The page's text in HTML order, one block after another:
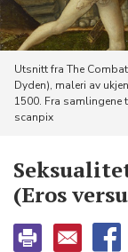
Utsnitt fra The
Dyden), maleri av
1500. Fra samlingene
scanpix
(Eros